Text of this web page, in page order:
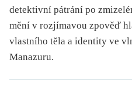
detektivní pátrání po
mění v rozjímavou zpověď
vlastního těla a identity ve
Manazuru.